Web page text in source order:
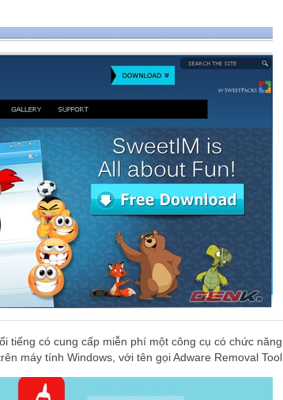
tiếng có cung cấp miễn phí một công cụ có chức năng
máy tính Windows, với tên gọi Adware Removal Tool.